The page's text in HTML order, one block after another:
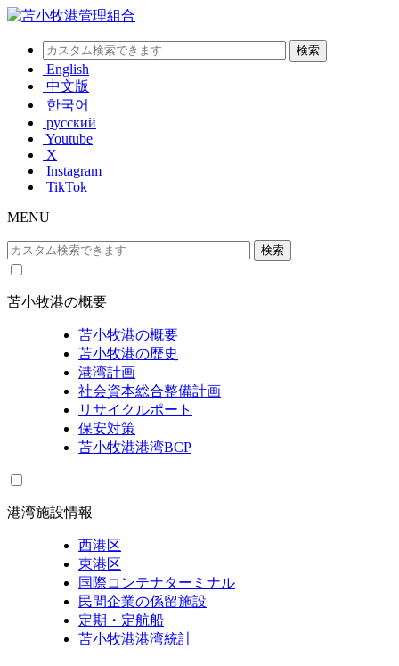
English
中文版
한국어
русский
Youtube
X
Instagram
TikTok
MENU
苫小牧港の概要
苫小牧港の概要
苫小牧港の歴史
港湾計画
社会資本総合整備計画
リサイクルポート
保安対策
苫小牧港港湾BCP
港湾施設情報
西港区
東港区
国際コンテナターミナル
民間企業の係留施設
定期・定航船
苫小牧港港湾統計